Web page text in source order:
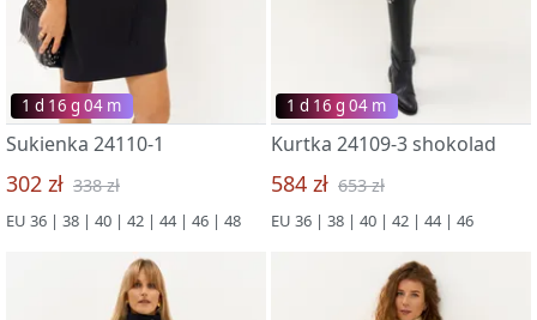
1 d 16 g 03 m
Sukienka 24110-1
302 zł 338 zł
EU 36 | 38 | 40 | 42 | 44 | 46 | 48
1 d 16 g 03 m
Kurtka 24109-3 shokolad
584 zł 653 zł
EU 36 | 38 | 40 | 42 | 44 | 46